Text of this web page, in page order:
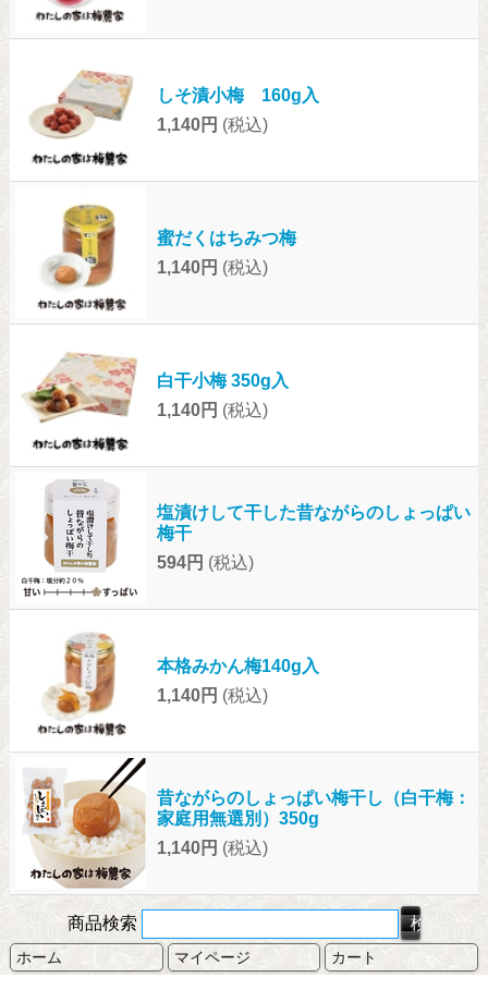
しそ漬小梅 160g入
1,140円 (税込)
蜜だくはちみつ梅
1,140円 (税込)
白干小梅 350g入
1,140円 (税込)
塩漬けして干した昔ながらのしょっぱい
梅干
594円 (税込)
本格みかん梅140g入
1,140円 (税込)
昔ながらのしょっぱい梅干し（白干梅：
家庭用無選別）350g
1,140円 (税込)
商品検索
ホーム マイページ カート